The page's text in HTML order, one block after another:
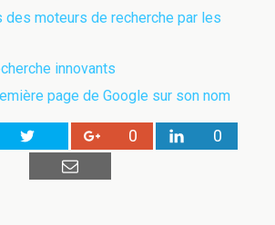
des moteurs de recherche par les
innovants
page de Google sur son nom
0 0